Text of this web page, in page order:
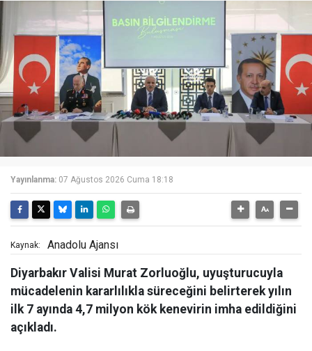
Yayınlanma: 07 Ağustos 2026 Cuma 18:18
Kaynak: Anadolu Ajansı
Diyarbakır Valisi Murat Zorluoğlu, uyuşturucuyla
mücadelenin kararlılıkla süreceğini belirterek yılın
ilk 7 ayında 4,7 milyon kök kenevirin imha edildiğini
açıkladı.